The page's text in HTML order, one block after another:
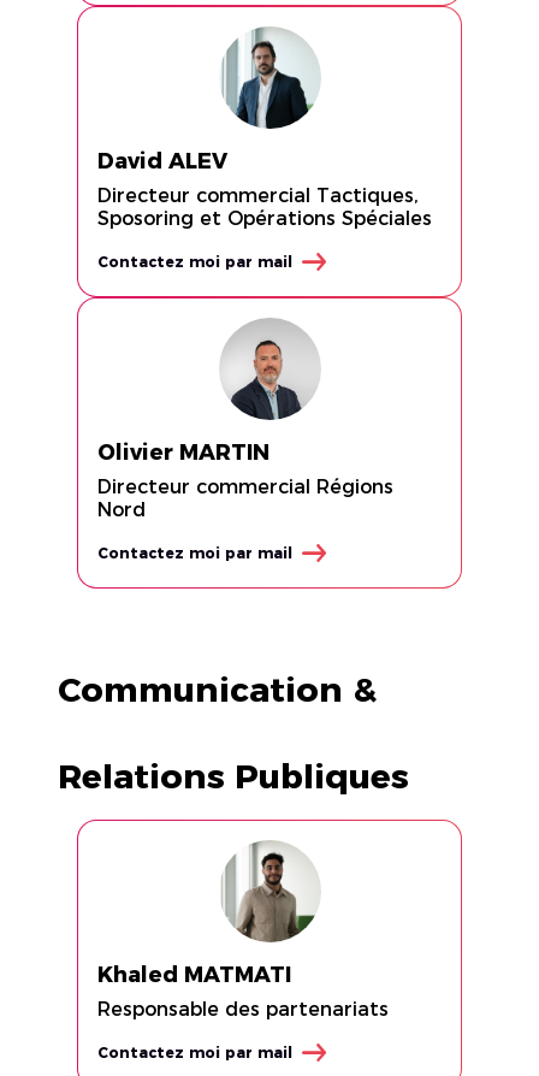
David ALEV
Directeur commercial Tactiques,
Sposoring et Opérations Spéciales
Contactez moi par mail
Olivier MARTIN
Directeur commercial Régions
Nord
Contactez moi par mail
Communication &
Relations Publiques
Khaled MATMATI
Responsable des partenariats
Contactez moi par mail